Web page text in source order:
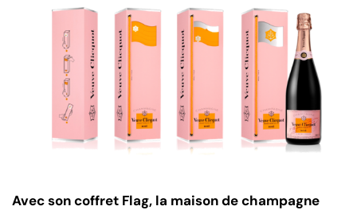
Avec son coffret Flag, la maison de champagne